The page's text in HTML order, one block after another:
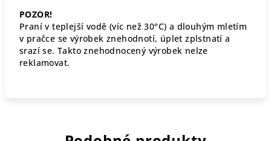
POZOR!
Praní v teplejší vodě (víc než 30°C) a dlouhým mletím
v pračce se výrobek znehodnotí, úplet zplstnatí a
srazí se. Takto znehodnocený výrobek nelze
reklamovat.